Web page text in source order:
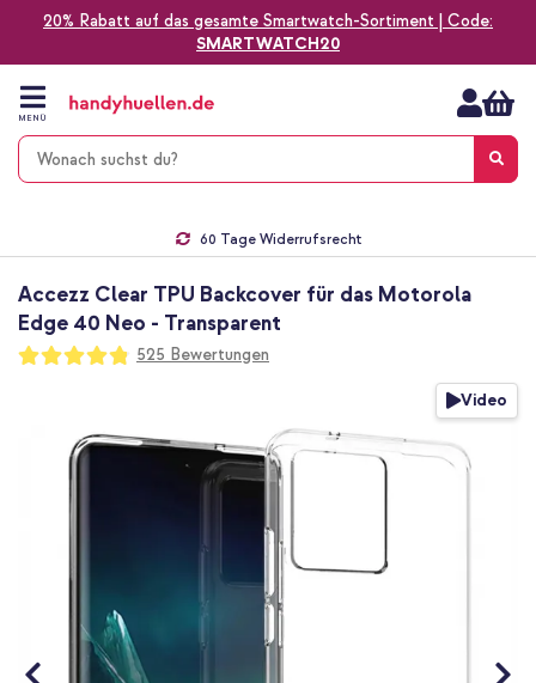
20% Rabatt auf das gesamte Smartwatch-Sortiment | Code:
SMARTWATCH20
Zum
Inhalt
springen
MENÜ
60 Tage Widerrufsrecht
Accezz Clear TPU Backcover für das Motorola
Edge 40 Neo - Transparent
Bewertung:
96
100
525 Bewertungen
Bildgalerie
springen
Video